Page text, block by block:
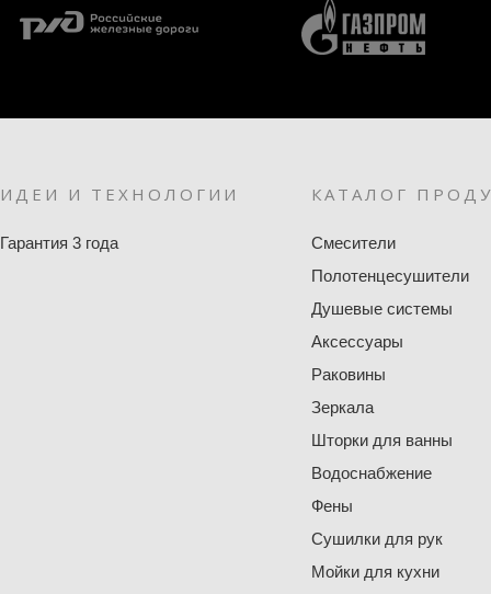
ИДЕИ И ТЕХНОЛОГИИ
Гарантия 3 года
КАТАЛОГ
Смесители
Полотенцесушители
Душевые системы
Аксессуары
Раковины
Зеркала
Шторки для ванны
Водоснабжение
Фены
Сушилки для рук
Мойки для кухни